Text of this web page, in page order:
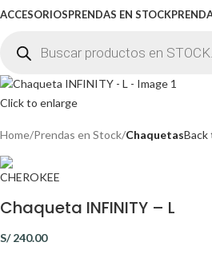
ACCESORIOSPRENDAS EN STOCK
Click to enlarge
Home Prendas en Stock ChaquetasBack
Chaqueta INFINITY – L
S/240.00